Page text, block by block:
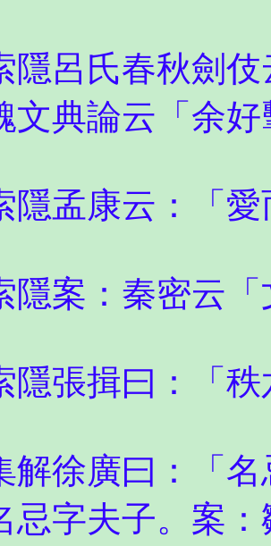
隱呂氏春秋劍
文典論云「余
隱孟康云：「
隱案：秦密云
隱張揖曰：「
解徐廣曰：「
忌字夫子。案